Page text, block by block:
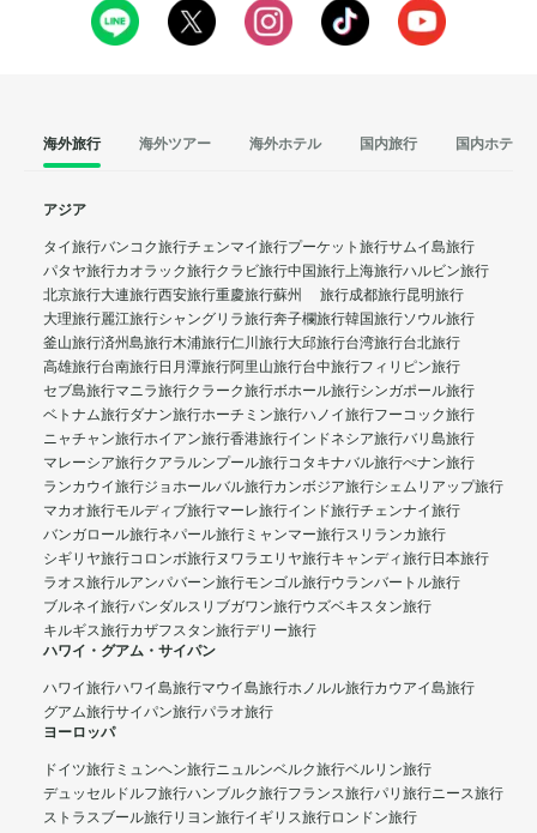
海外旅行 海外ツアー 海外ホテル 国内旅行 国内ホテル
アジア
タイ旅行バンコク旅行チェンマイ旅行プーケット旅行サムイ島旅行
パタヤ旅行カオラック旅行クラビ旅行中国旅行上海旅行ハルビン旅行
北京旅行大連旅行西安旅行重慶旅行蘇州 旅行成都旅行昆明旅行
大理旅行麗江旅行シャングリラ旅行奔子欄旅行韓国旅行ソウル旅行
釜山旅行済州島旅行木浦旅行仁川旅行大邱旅行台湾旅行台北旅行
高雄旅行台南旅行日月潭旅行阿里山旅行台中旅行フィリピン旅行
セブ島旅行マニラ旅行クラーク旅行ボホール旅行シンガポール旅行
ベトナム旅行ダナン旅行ホーチミン旅行ハノイ旅行フーコック旅行
ニャチャン旅行ホイアン旅行香港旅行インドネシア旅行バリ島旅行
マレーシア旅行クアラルンプール旅行コタキナバル旅行ぺナン旅行
ランカウイ旅行ジョホールバル旅行カンボジア旅行シェムリアップ旅行
マカオ旅行モルディブ旅行マーレ旅行インド旅行チェンナイ旅行
バンガロール旅行ネパール旅行 ミャンマー旅行スリランカ旅行
シギリヤ旅行コロンボ旅行ヌワラエリヤ旅行キャンディ旅行日本旅行
ラオス旅行ルアンパバーン旅行モンゴル旅行ウランバートル旅行
ブルネイ旅行バンダルスリブガワン旅行ウズベキスタン旅行
キルギス旅行カザフスタン旅行デリー旅行
ハワイ・グアム・サイパン
ハワイ旅行ハワイ島旅行マウイ島旅行ホノルル旅行カウアイ島旅行
グアム旅行サイパン旅行パラオ旅行
ヨーロッパ
ドイツ旅行 ミュンヘン旅行ニュルンベルク旅行ベルリン旅行
デュッセルドルフ旅行ハンブルク旅行フランス旅行パリ旅行ニース旅行
ストラスブール旅行リヨン旅行イギリス旅行ロンドン旅行